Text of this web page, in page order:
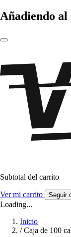
Añadiendo
Subtotal del carrito
Ver mi carrito Seguir
Loading...
Inicio
/ Caja de 100